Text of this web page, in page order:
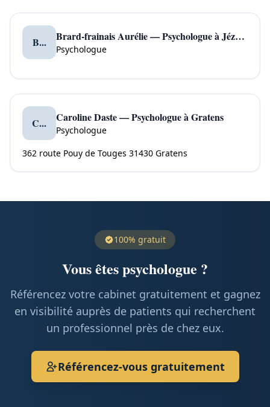
B... Brard-frainais Aurélie — Psychologue à Jézeau
Psychologue
C... Caroline Daste — Psychologue à Gratens
Psychologue
362 route Pouy de Touges 31430 Gratens
100% gratuit
Vous êtes psychologue ?
Référencez votre cabinet gratuitement et gagnez
en visibilité auprès de patients qui recherchent
un professionnel près de chez eux.
Référencez-vous gratuitement